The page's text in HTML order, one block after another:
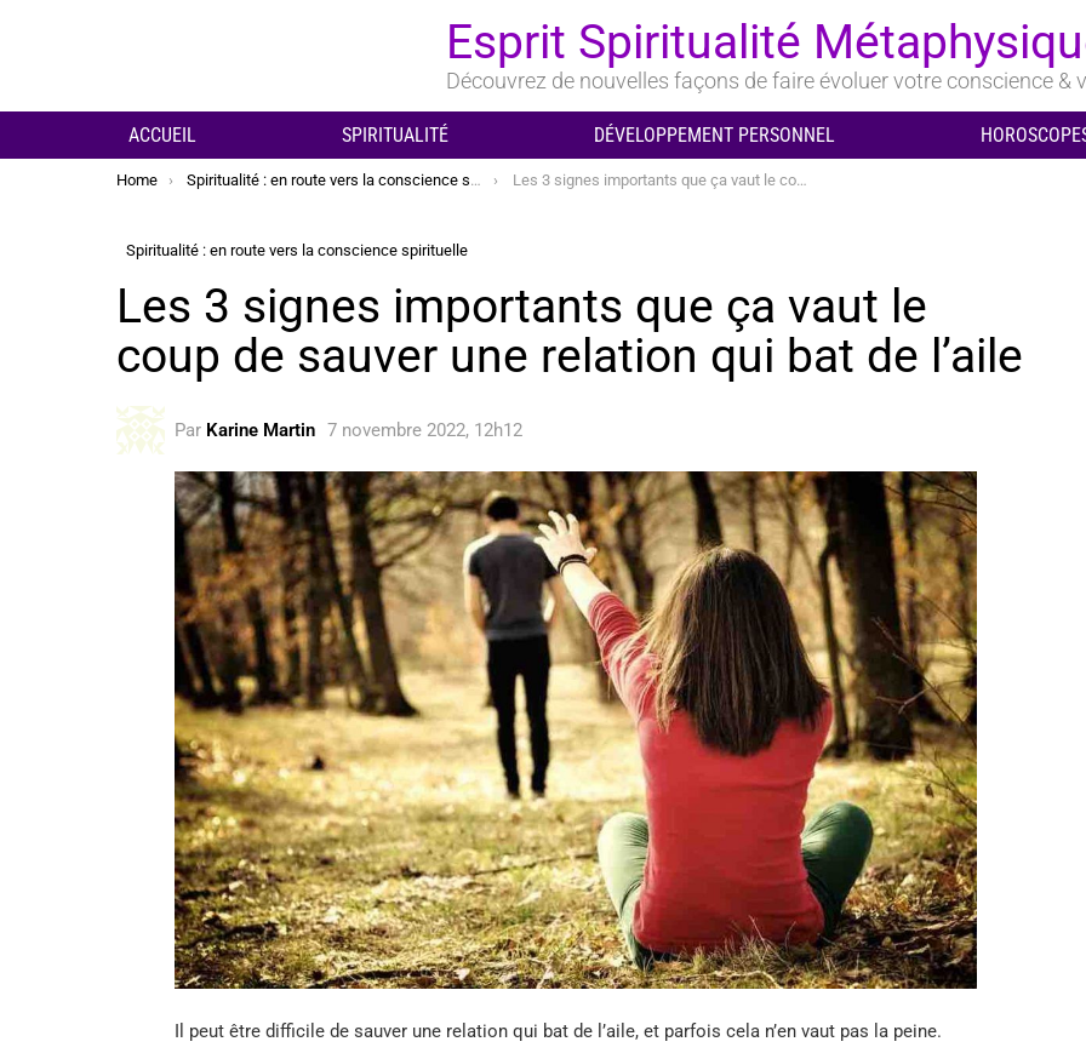
Esprit Spiritualité
Découvrez de nouvelles façons de faire évoluer votre conscience &
ACCUEIL SPIRITUALITÉ DÉVELOPPEMENT PERSONNEL
You are here:
Home Spiritualité : en route vers la conscience spirituelle Les 3 signes importants que ça vaut le coup de sauver une relation qui bat de l’aile
Spiritualité : en route vers la conscience spirituelle
Les 3 signes importants que ça vaut le
coup de sauver une relation qui bat de l’aile
Par Karine Martin 7 novembre 2022, 12h12
Il peut être difficile de sauver une relation qui bat de l’aile, et parfois cela n’en vaut pas la peine.